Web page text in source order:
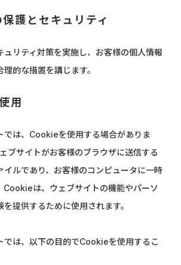
護とセキュリティ
ュリティ対策を実施し、お客様の個人情報
的な措置を講じます。
用
では、Cookieを使用する場合がありま
ブサイトがお客様のブラウザに送信する
イルであり、お客様のコンピュータに一時
Cookieは、ウェブサイトの機能やパーソ
提供するために使用されます。
では、以下の目的でCookieを使用するこ